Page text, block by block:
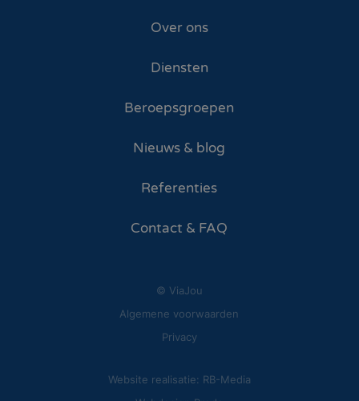
Over ons
Diensten
Beroepsgroepen
Nieuws & blog
Referenties
Contact & FAQ
© ViaJou
Algemene voorwaarden
Privacy
Website realisatie: RB-Media